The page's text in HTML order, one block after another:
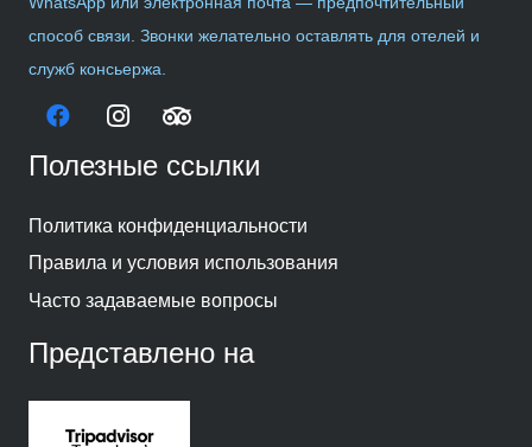
способ связи. Звонки желательно оставлять для отелей и
служб консьержа.
Полезные ссылки
Политика конфиденциальности
Правила и условия использования
Часто задаваемые вопросы
Представлено на